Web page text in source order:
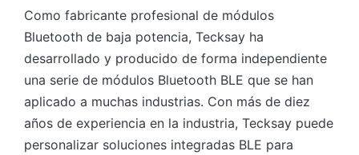
Como fabricante profesional de módulos
Bluetooth de baja potencia, Tecksay ha
desarrollado y producido de forma independiente
una serie de módulos Bluetooth BLE que se han
aplicado a muchas industrias. Con más de diez
años de experiencia en la industria, Tecksay puede
personalizar soluciones integradas BLE para